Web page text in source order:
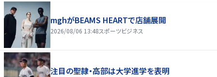
mghがBEAMS HEARTで店舗展開
2026/08/06 13:48スポーツビジネス
注目の聖隷・高部は大学進学を表明